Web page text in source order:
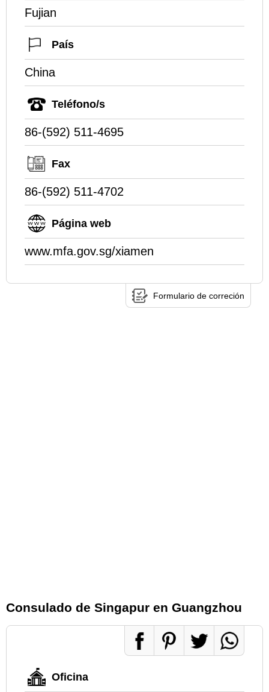
Fujian
País
China
Teléfono/s
86-(592) 511-4695
Fax
86-(592) 511-4702
Página web
www.mfa.gov.sg/xiamen
Formulario de correción
Consulado de Singapur en Guangzhou
Oficina